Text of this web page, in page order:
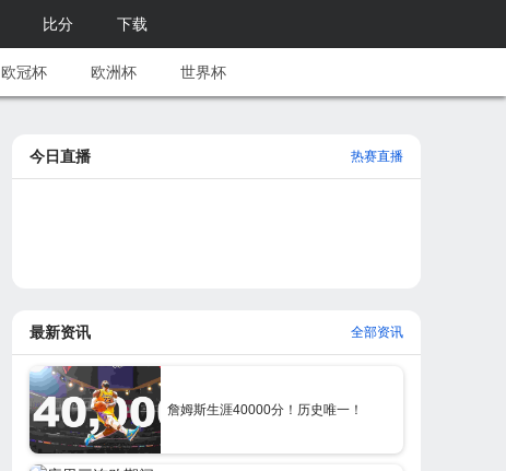
比分 下载
欧冠杯 欧洲杯 世界杯
今日直播 热赛直播
最新资讯 全部资讯
詹姆斯生涯40000分！历史唯一！